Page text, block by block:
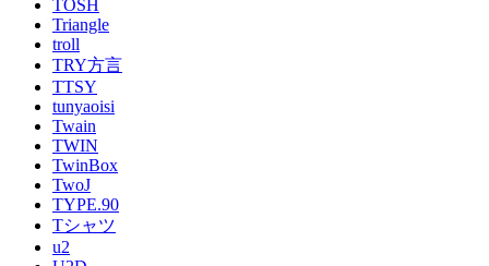
TOSH
Triangle
troll
TRY方言
TTSY
tunyaoisi
Twain
TWIN
TwinBox
TwoJ
TYPE.90
Tシャツ
u2